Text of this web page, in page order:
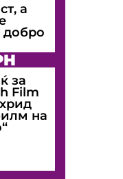
а
добро
за
Film
на